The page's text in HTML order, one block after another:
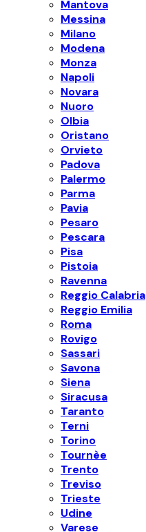
Mantova
Messina
Milano
Modena
Monza
Napoli
Novara
Nuoro
Olbia
Oristano
Orvieto
Padova
Palermo
Parma
Pavia
Pesaro
Pescara
Pisa
Pistoia
Ravenna
Reggio Calabria
Reggio Emilia
Roma
Rovigo
Sassari
Savona
Siena
Siracusa
Taranto
Terni
Torino
Tournèe
Trento
Treviso
Trieste
Udine
Varese